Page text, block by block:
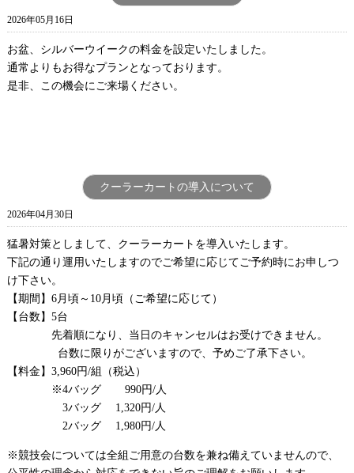
2026年05月16日
お盆、シルバーウイークの料金を設定いたしました。
通常よりもお得なプランとなっております。
是非、この機会にご来場ください。
クーラーカートの導入について
2026年04月30日
猛暑対策としまして、クーラーカートを導入いたします。
下記の通り運用いたしますのでご希望に応じてご予約時にお申しつ
け下さい。
【期間】 6月頃～ 10月頃（ご希望に応じて）
【台数】 5台
先着順になり、当日のキャンセルはお受けできません。
台数に限りがございますので、予めご了承下さい。
【料金】 3,960円/組（税込）
※4バッグ 990円/人
3バッグ 1,320円/人
2バッグ 1,980円/人
※競技会については全組ご用意の台数を兼ね備えていませんので、